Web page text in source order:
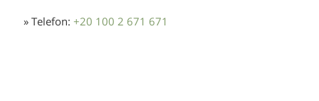
» Telefon: +20 100 2 671 671